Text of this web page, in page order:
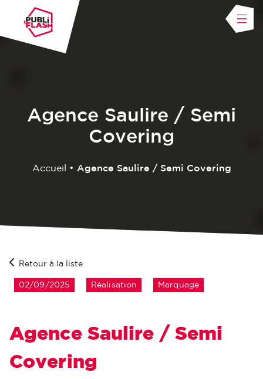
Agence Saulire / Semi
Covering
Accueil • Agence Saulire / Semi Covering
Retour à la liste
02/09/2025 Réalisation Marquage
Agence Saulire / Semi
Covering